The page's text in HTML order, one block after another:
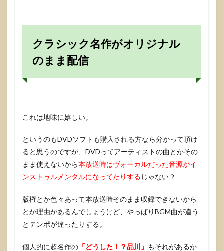
クラシック名作がオリジナル
のまま配信
これは地味に嬉しい。
というのもDVDソフトも購入される方なら分かって頂け
ると思うのですが、DVDってアーティストの曲とかその
まま使えないから本放送時はヴォーカルだった音源がイ
ンストゥルメンタルになってたりする じゃない？
版権とか色々あって本放送時そのまま収録できないから
とか理由があるんでしょうけど、やっぱりBGM曲が違う
とテンポが違ったりする。
個人的に超名作の 「どうした！？品川」 もそれがあるか